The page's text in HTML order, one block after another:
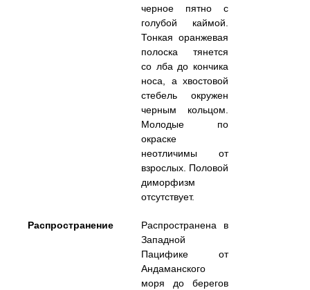
черное пятно с
голубой каймой.
Тонкая оранжевая
полоска тянется
со лба до кончика
носа, а хвостовой
стебель окружен
черным кольцом.
Молодые по
окраске
неотличимы от
взрослых. Половой
диморфизм
отсутствует.
Распространение
Распространена в
Западной
Пацифике от
Андаманского
моря до берегов